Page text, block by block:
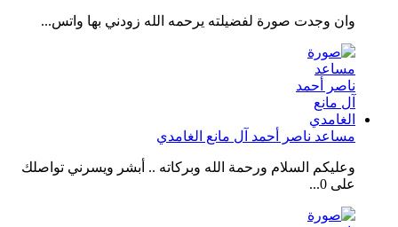
وان وجدت صورة لفضيلته يرحمه الله زودني بها واتس...
مساعد ناصر أحمد آل مانع الغامدي
وعليكم السلام ورحمة الله وبركاته .. أبشر ويسرني تواصلك
على 0...